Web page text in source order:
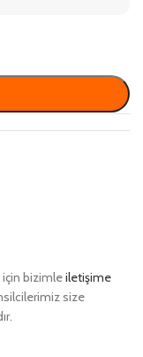
için bizimleiletişime
size